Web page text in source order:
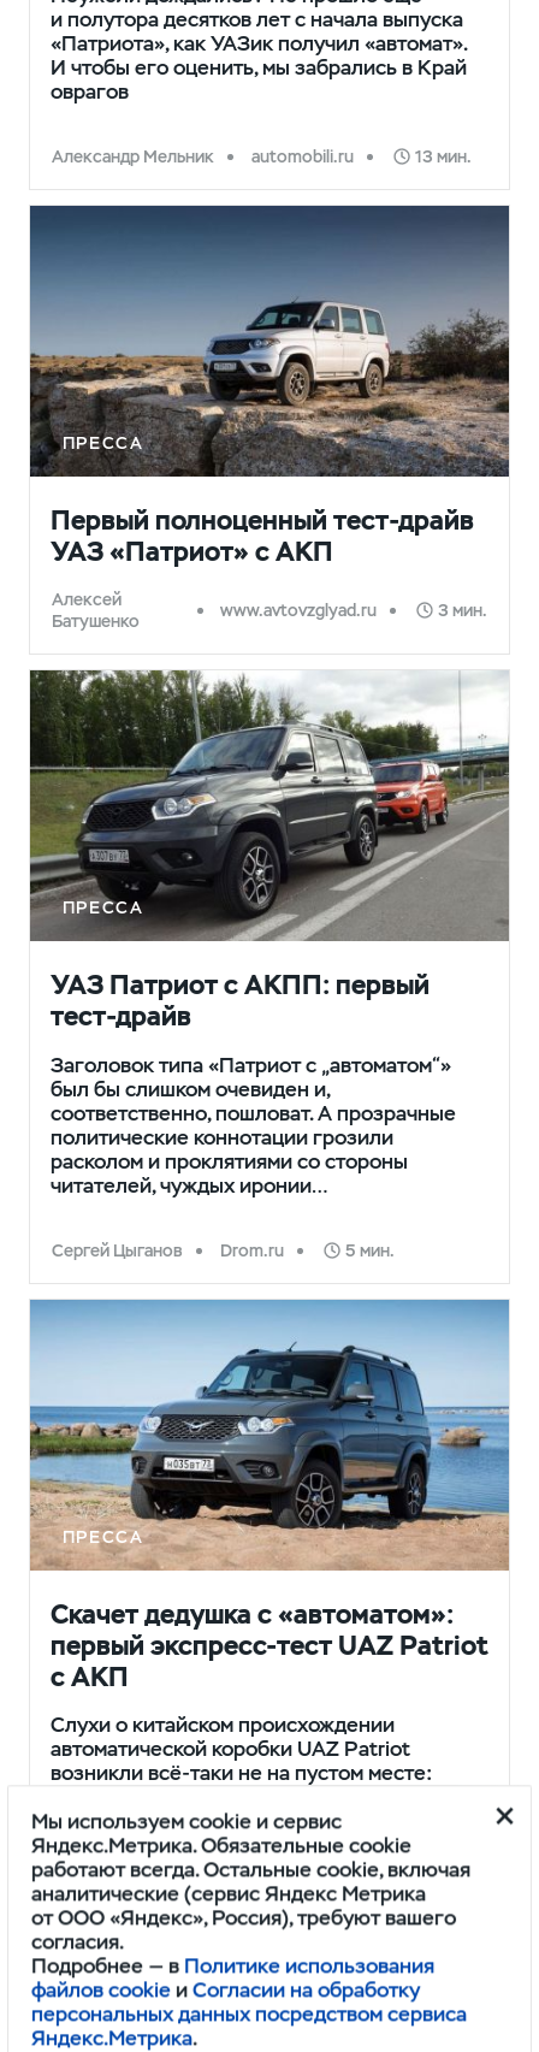
и полутора десятков лет с начала выпуска
«Патриота», как УАЗик получил «автомат».
И чтобы его оценить, мы забрались в Край
оврагов
Александр Мельник automobili.ru 13 мин.
ПРЕССА
Первый полноценный тест-драйв
УАЗ «Патриот» с АКП
Алексей
Батушенко
www.avtovzglyad.ru 3 мин.
ПРЕССА
УАЗ Патриот с АКПП: первый
тест-драйв
Заголовок типа «Патриот с „автоматом“»
был бы слишком очевиден и,
соответственно, пошловат. А прозрачные
политические коннотации грозили
расколом и проклятиями со стороны
читателей, чуждых иронии…
Сергей Цыганов Drom.ru 5 мин.
ПРЕССА
Скачет дедушка с «автоматом»:
первый экспресс-тест UAZ Patriot
с АКП
Слухи о китайском происхождении
автоматической коробки UAZ Patriot
возникли всё-таки не на пустом месте:
менеджеры УАЗа взяли и перевели
на китайские…
Сергей Арбузов www.kolesa.ru 5 мин.
Мы используем cookie и сервис
Яндекс.Метрика. Обязательные cookie
работают всегда. Остальные cookie, включая
аналитические (сервис Яндекс Метрика
от ООО «Яндекс», Россия), требуют вашего
согласия.
Подробнее — в Политике использования
файлов cookie иСогласии на обработку
персональных данных посредством сервиса
Яндекс.Метрика.